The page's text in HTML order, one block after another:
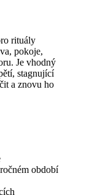
rituály
pokoje,
Je vhodný
stagnující
a znovu ho
období